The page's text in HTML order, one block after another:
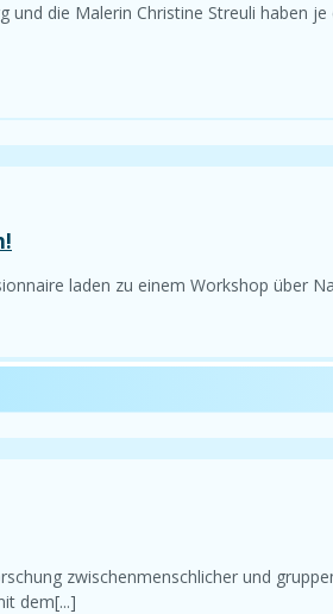
und die Malerin Christine Streuli haben
laden zu einem Workshop über
zwischenmenschlicher und
dem[...]